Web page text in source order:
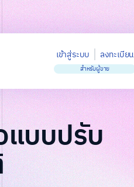
เข้าสู่ระบบ ลงทะเบียน
สำหรับผู้ขาย
บบปรับ